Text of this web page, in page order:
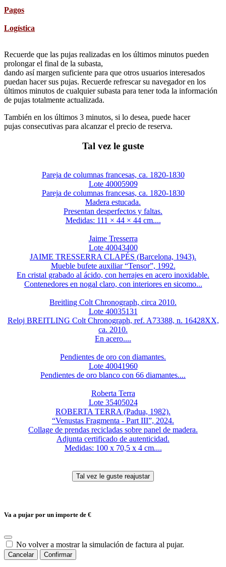
Pagos
Logística
Recuerde que las pujas realizadas en los últimos minutos pueden
prolongar el final de la subasta,
dando así margen suficiente para que otros usuarios interesados
puedan hacer sus pujas. Recuerde refrescar su navegador en los
últimos minutos de cualquier subasta para tener toda la información
de pujas totalmente actualizada.
También en los últimos 3 minutos, si lo desea, puede hacer
pujas consecutivas para alcanzar el precio de reserva.
Tal vez le guste
Pareja de columnas francesas, ca. 1820-1830
Lote 40005909
Pareja de columnas francesas, ca. 1820-1830
Madera estucada.
Presentan desperfectos y faltas.
Medidas: 111 × 44 × 44 cm....
Jaime Tresserra
Lote 40043400
JAIME TRESSERRA CLAPÉS (Barcelona, 1943).
Mueble bufete auxiliar “Tensor”, 1992.
En cristal grabado al ácido, con herrajes en acero inoxidable.
Contenedores en nogal claro, con interiores en sicomo...
Breitling Colt Chronograph, circa 2010.
Lote 40035131
Reloj BREITLING Colt Chronograph, ref. A73388, n. 16428XX,
ca. 2010.
En acero....
Pendientes de oro con diamantes.
Lote 40041960
Pendientes de oro blanco con 66 diamantes....
Roberta Terra
Lote 35405024
ROBERTA TERRA (Padua, 1982).
“Venustas Fragmenta - Part III”, 2024.
Collage de prendas recicladas sobre panel de madera.
Adjunta certificado de autenticidad.
Medidas: 100 x 70,5 x 4 cm....
Va a pujar por un importe de €
No volver a mostrar la simulación de factura al pujar.
Cancelar Confirmar